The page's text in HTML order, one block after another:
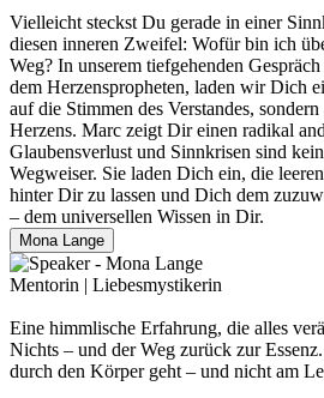
Vielleicht steckst Du gerade in einer
diesen inneren Zweifel: Wofür bin ich
Weg? In unserem tiefgehenden
dem Herzenspropheten, laden wir Dich
auf die Stimmen des Verstandes,
Herzens. Marc zeigt Dir einen radikal
Glaubensverlust und Sinnkrisen sind
Wegweiser. Sie laden Dich ein, die
hinter Dir zu lassen und Dich dem
– dem universellen Wissen in Dir.
Mona Lange
Mentorin | Liebesmystikerin
Eine himmlische Erfahrung, die alles
Nichts – und der Weg zurück zur
durch den Körper geht – und nicht am